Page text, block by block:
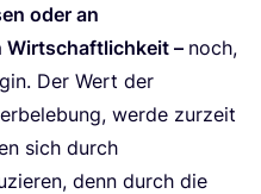
oder an
Wirt­schaft­lich­keit – noch,
Der Wert der
wer­de zur­zeit
sich durch
denn durch die